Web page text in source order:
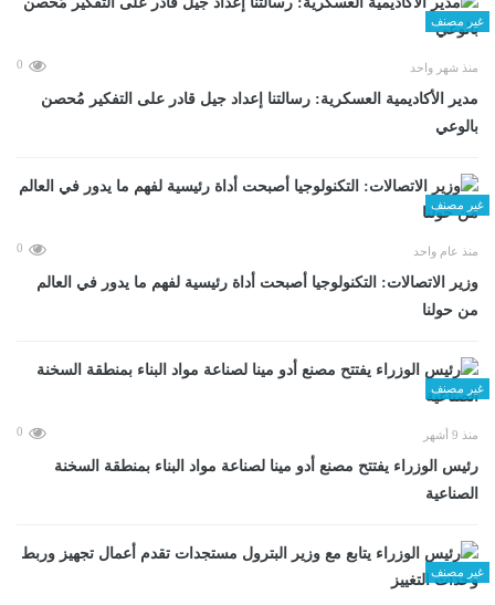
غير مصنف
منذ شهر واحد 0
مدير الأكاديمية العسكرية: رسالتنا إعداد جيل قادر على التفكير مُحصن
بالوعي
غير مصنف
منذ عام واحد 0
وزير الاتصالات: التكنولوجيا أصبحت أداة رئيسية لفهم ما يدور في العالم
من حولنا
غير مصنف
منذ 9 أشهر 0
رئيس الوزراء يفتتح مصنع أدو مينا لصناعة مواد البناء بمنطقة السخنة
الصناعية
غير مصنف